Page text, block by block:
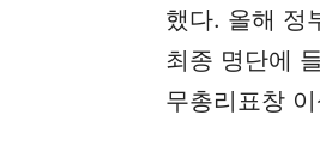
했다. 올해 정
최종 명단에
무총리표창